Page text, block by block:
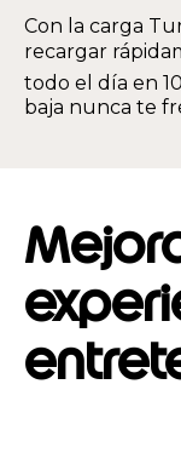
Con la carga
recargar
todo el día en
baja nunca te